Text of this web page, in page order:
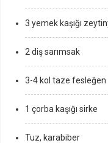
3 yemek kaşığı
2 diş sarımsak
3-4 kol taze fesleğen
1 çorba kaşığı sirke
Tuz, karabiber